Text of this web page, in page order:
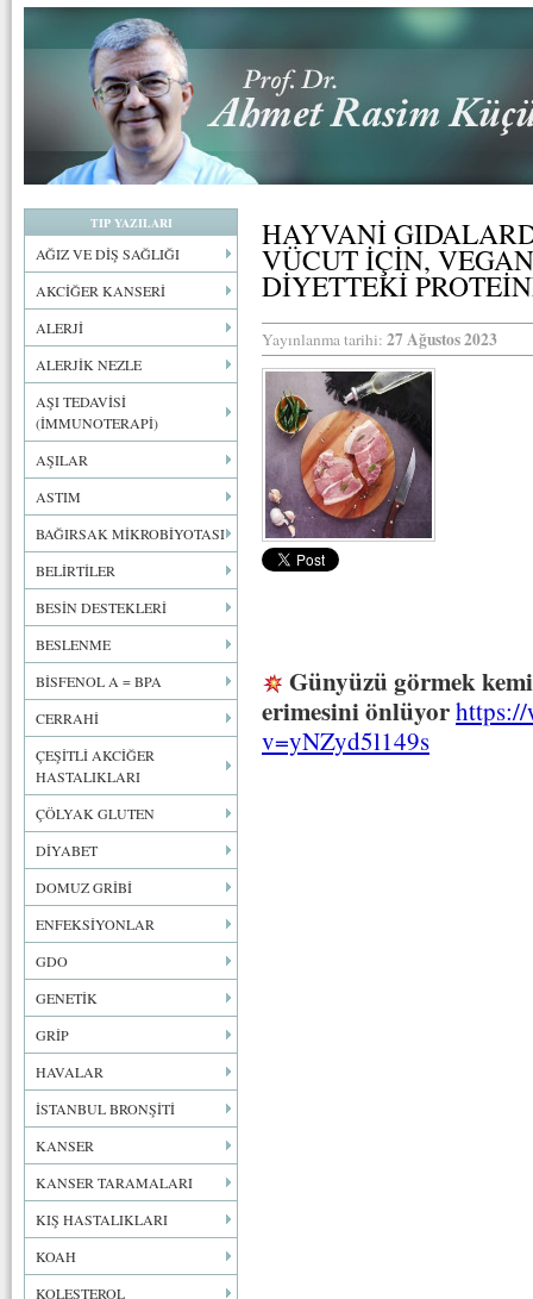
TIP YAZILARI
AĞIZ VE DİŞ SAĞLIĞI
AKCİĞER KANSERİ
ALERJİ
ALERJİK NEZLE
AŞI TEDAVİSİ
(İMMUNOTERAPİ)
AŞILAR
ASTIM
BAĞIRSAK MİKROBİYOTASI
BELİRTİLER
BESİN DESTEKLERİ
BESLENME
BİSFENOL A = BPA
CERRAHİ
ÇEŞİTLİ AKCİĞER
HASTALIKLARI
ÇÖLYAK GLUTEN
DİYABET
DOMUZ GRİBİ
ENFEKSİYONLAR
GDO
GENETİK
GRİP
HAVALAR
İSTANBUL BRONŞİTİ
KANSER
KANSER TARAMALARI
KIŞ HASTALIKLARI
KOAH
KOLESTEROL
HAYVANİ
VÜCUT İÇİN,
DİYETTEKİ
Yayınlanma tarihi: 27 Ağustos 2023
Günyüzü görmek
erimesini önlüyorhttps://
v=yNZyd5l149s